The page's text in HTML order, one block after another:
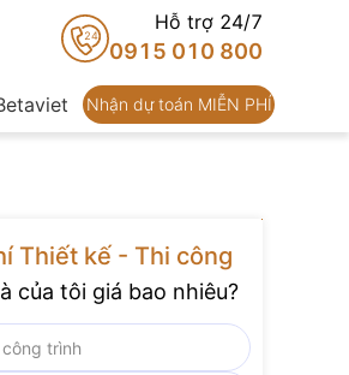
24
Hỗ trợ 24/7
0915 010 800
Nhận dự toán MIỄN PHÍ
Thiết kế - Thi công
của tôi giá bao nhiêu?